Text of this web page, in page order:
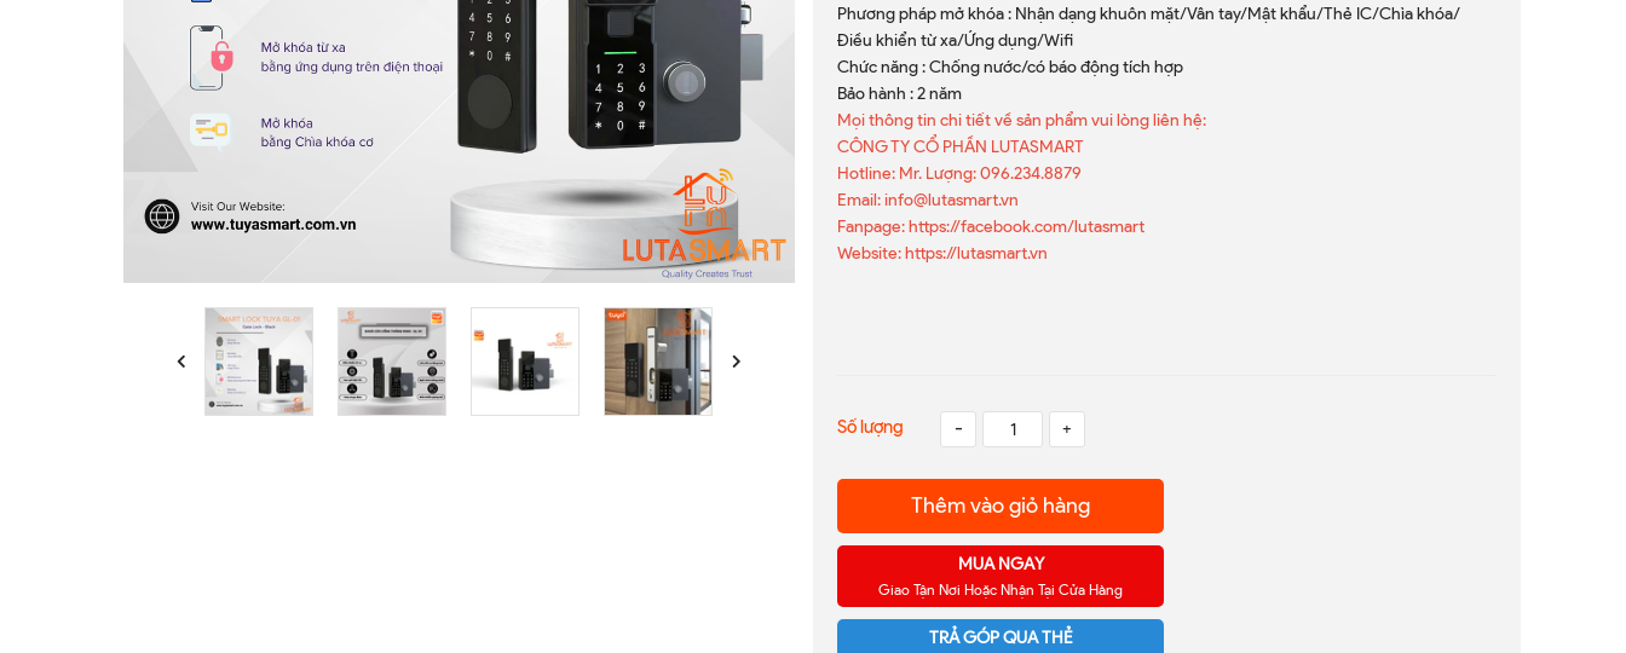
Phương pháp mở khóa : Nhận dạng khuôn mặt/Vân tay/Mật khẩu/Thẻ IC/Chìa khóa/
Điều khiển từ xa/Ứng dụng/Wifi
Chức năng : Chống nước/có báo động tích hợp
Bảo hành : 2 năm
Mọi thông tin chi tiết về sản phẩm vui lòng liên hệ:
CÔNG TY CỔ PHẦN LUTASMART
Hotline: Mr. Lượng: 096.234.8879
Email: info@lutasmart.vn
Fanpage: https://facebook.com/lutasmart
Website: https://lutasmart.vn
Số lượng - +
Thêm vào giỏ hàng
MUA NGAY
Giao Tận Nơi Hoặc Nhận Tại Cửa Hàng
TRẢ GÓP QUA THẺ